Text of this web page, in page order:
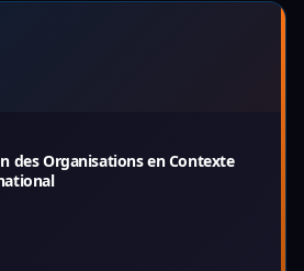
des Organisations en Contexte